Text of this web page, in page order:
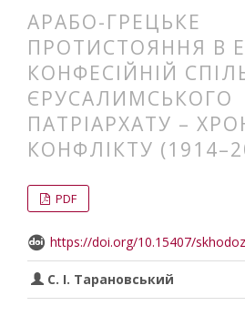
АРАБО-ГРЕЦЬКЕ
ПРОТИСТОЯННЯ В
КОНФЕСІЙНІЙ
ЄРУСАЛИМСЬКОГО
ПАТРІАРХАТУ –
КОНФЛІКТУ
PDF
https://doi.org/10.15407/
С. І. Тарановський